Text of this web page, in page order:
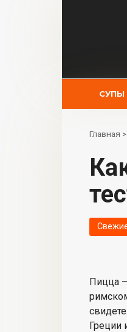
СУПЫ
Главная >
Как приготовить бездрожжевое
Пицца
Греции